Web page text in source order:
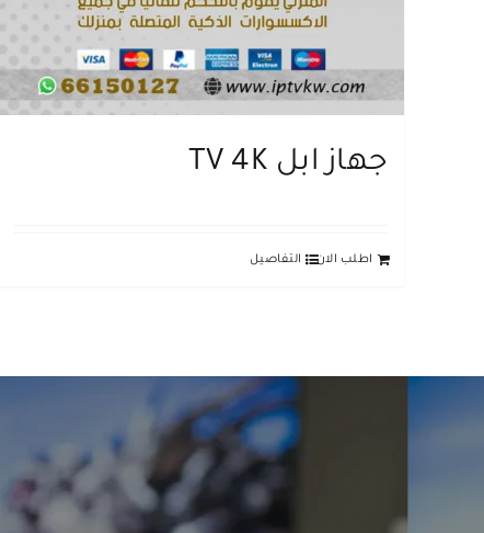
جهاز ابل TV 4K
اطلب الان التفاصيل